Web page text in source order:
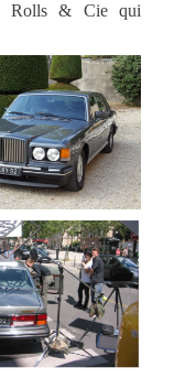
Rolls & Cie qui